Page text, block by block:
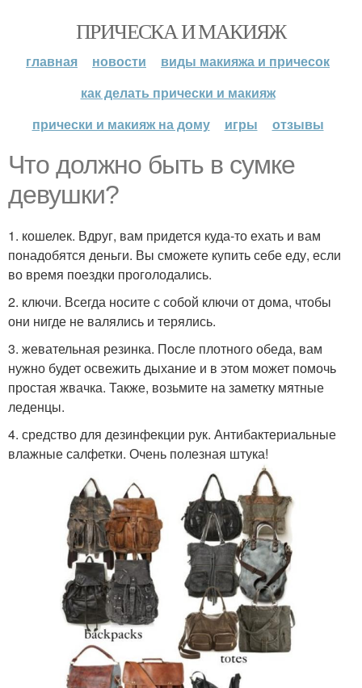
ПРИЧЕСКА И МАКИЯЖ
главная новости
виды макияжа и причесок
как делать прически и макияж
прически и макияж на дому
игры отзывы
Что должно быть в сумке
девушки?
1. кошелек. Вдруг, вам придется куда-то ехать и вам
понадобятся деньги. Вы сможете купить себе еду, если
во время поездки проголодались.
2. ключи. Всегда носите с собой ключи от дома, чтобы
они нигде не валялись и терялись.
3. жевательная резинка. После плотного обеда, вам
нужно будет освежить дыхание и в этом может помочь
простая жвачка. Также, возьмите на заметку мятные
леденцы.
4. средство для дезинфекции рук. Антибактериальные
влажные салфетки. Очень полезная штука!